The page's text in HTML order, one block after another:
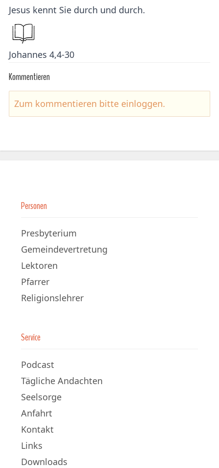
Jesus kennt Sie durch und durch.
Johannes 4,4-30
Kommentieren
Zum kommentieren bitte einloggen.
Personen
Presbyterium
Gemeindevertretung
Lektoren
Pfarrer
Religionslehrer
Service
Podcast
Tägliche Andachten
Seelsorge
Anfahrt
Kontakt
Links
Downloads